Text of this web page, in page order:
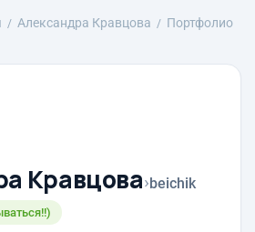
Александра Кравцова
Портфолио
Кравцова›beichik